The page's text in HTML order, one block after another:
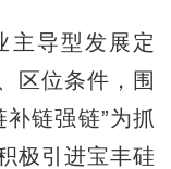
导型发展定
区位条件，围
链强链”为抓
极引进宝丰硅